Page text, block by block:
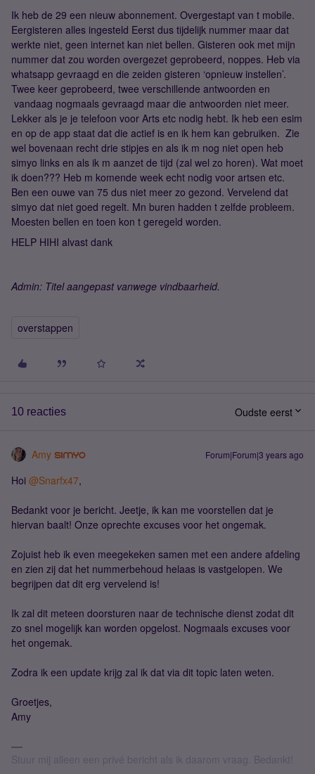
Ik heb de 29 een nieuw abonnement. Overgestapt van t mobile.
Eergisteren alles ingesteld Eerst dus tijdelijk nummer maar dat
werkte niet, geen internet kan niet bellen. Gisteren ook met mijn
nummer dat zou worden overgezet geprobeerd, noppes. Heb via
whatsapp gevraagd en die zeiden gisteren ‘opnieuw instellen’.
Twee keer geprobeerd, twee verschillende antwoorden en
vandaag nogmaals gevraagd maar die antwoorden niet meer.
Lekker als je je telefoon voor Arts etc nodig hebt. Ik heb een esim
en op de app staat dat die actief is en ik hem kan gebruiken. Zie
wel bovenaan recht drie stipjes en als ik m nog niet open heb
simyo links en als ik m aanzet de tijd (zal wel zo horen). Wat moet
ik doen??? Heb m komende week echt nodig voor artsen etc.
Ben een ouwe van 75 dus niet meer zo gezond. Vervelend dat
simyo dat niet goed regelt. Mn buren hadden t zelfde probleem.
Moesten bellen en toen kon t geregeld worden.
HELP HIHI alvast dank
Admin: Titel aangepast vanwege vindbaarheid.
overstappen
10 reacties Oudste eerst
Amy Forum|Forum|3 years ago
Hoi @Snarfx47,
Bedankt voor je bericht. Jeetje, ik kan me voorstellen dat je
hiervan baalt! Onze oprechte excuses voor het ongemak.
Zojuist heb ik even meegekeken samen met een andere afdeling
en zien zij dat het nummerbehoud helaas is vastgelopen. We
begrijpen dat dit erg vervelend is!
Ik zal dit meteen doorsturen naar de technische dienst zodat dit
zo snel mogelijk kan worden opgelost. Nogmaals excuses voor
het ongemak.
Zodra ik een update krijg zal ik dat via dit topic laten weten.
Groetjes,
Amy
Stuur mij alleen een privé bericht als ik daarom vraag. Bedankt!